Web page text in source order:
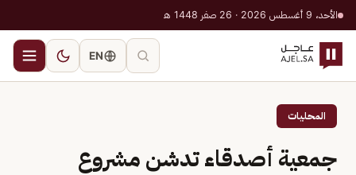
الأحد، 9 أغسطس 2026 · 26 صفر 1448 هـ
EN
المحليات
جمعية أصدقاء تدشن مشروع